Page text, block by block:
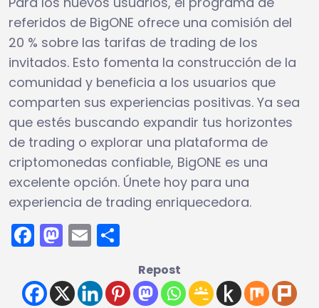
referidos de BigONE ofrece una comisión del
20 % sobre las tarifas de trading de los
invitados. Esto fomenta la construcción de la
comunidad y beneficia a los usuarios que
comparten sus experiencias positivas. Ya sea
que estés buscando expandir tus horizontes
de trading o explorar una plataforma de
criptomonedas confiable, BigONE es una
excelente opción. Únete hoy para una
experiencia de trading enriquecedora.
Facebook
Mastodon
Email
Repost